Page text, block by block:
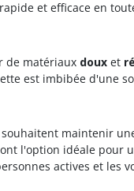
et efficace en
de matériaux doux et
est imbibée d'une
maintenir
l'option idéale pour
actives et les